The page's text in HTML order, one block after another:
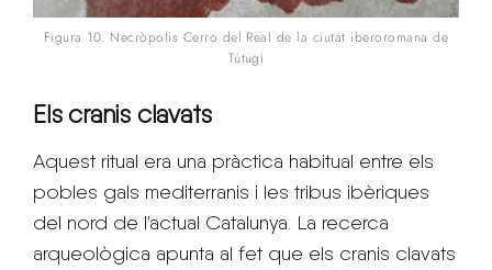
Figura 10. Necròpolis Cerro del Real de la ciutat iberoromana de
Tútugi
Els cranis clavats
Aquest ritual era una pràctica habitual entre els
pobles gals mediterranis i les tribus ibèriques
del nord de l’actual Catalunya. La recerca
arqueològica apunta al fet que els cranis clavats